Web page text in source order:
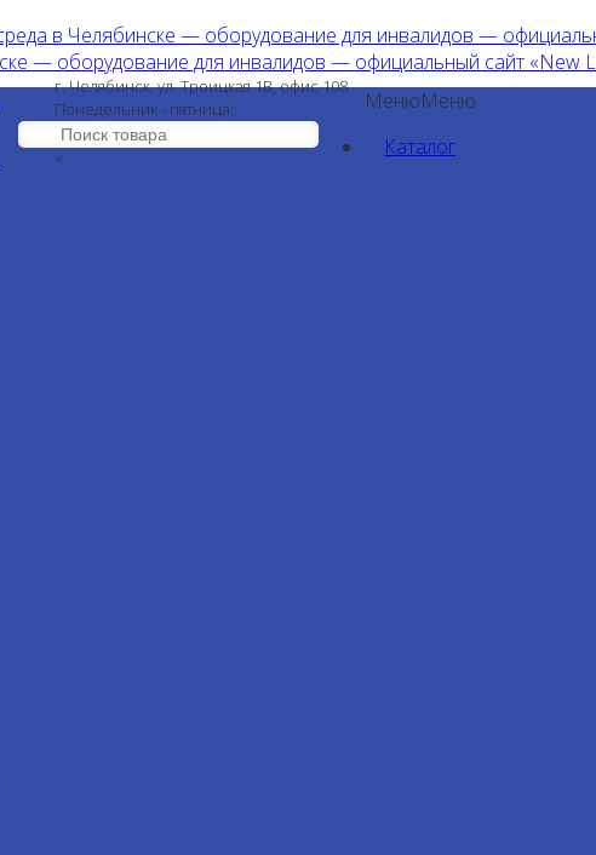
г. Челябинск, ул. Троицкая 1В, офис 108
Понедельник - пятница:
×
МенюМеню
Каталог